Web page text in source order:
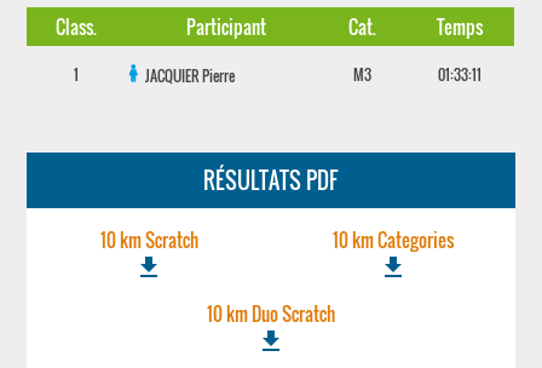
Class. Participant Cat. Temps
1 JACQUIERPierre M3 01:33:11
RÉSULTATS PDF
10 km Scratch
file_download
10 km Categories
file_download
10 km Duo Scratch
file_download